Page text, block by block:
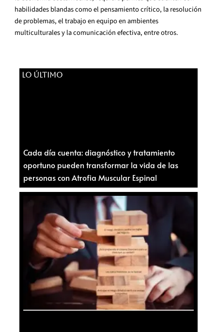
habilidades blandas como el pensamiento crítico, la resolución
de problemas, el trabajo en equipo en ambientes
multiculturales y la comunicación efectiva, entre otros.
LO ÚLTIMO
Cada día cuenta: diagnóstico y tratamiento
oportuno pueden transformar la vida de las
personas con Atrofia Muscular Espinal